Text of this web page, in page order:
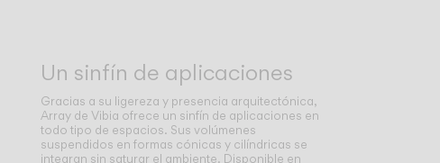
Un sinfín de aplicaciones
Gracias a su ligereza y presencia arquitectónica,
Array de Vibia ofrece un sinfín de aplicaciones en
todo tipo de espacios. Sus volúmenes
suspendidos en formas cónicas y cilíndricas se
integran sin saturar el ambiente. Disponible en